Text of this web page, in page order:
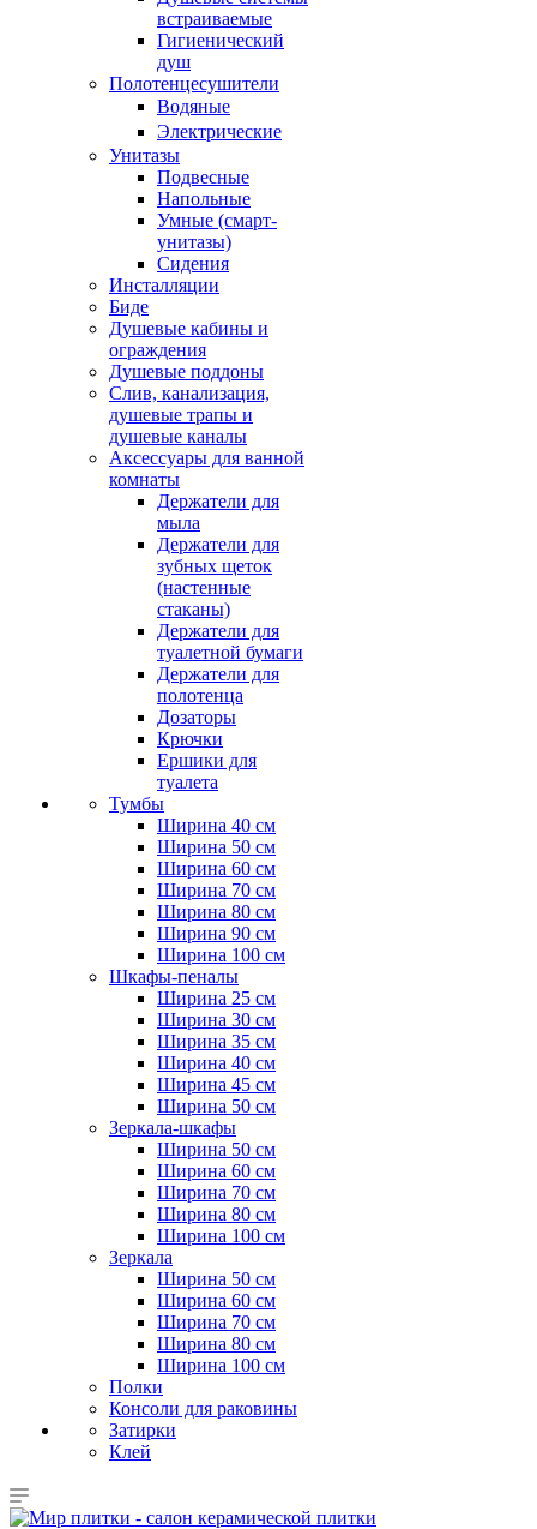
встраиваемые
Гигиенический
душ
Полотенцесушители
ㅤВодяные
ㅤЭлектрические
Унитазы
Подвесные
Напольные
Умные (смарт-
унитазы)
Сидения
Инсталляции
Биде
Душевые кабины и
ограждения
Душевые поддоны
Слив, канализация,
душевые трапы и
душевые каналы
Аксессуары для ванной
комнаты
Держатели для
мыла
Держатели для
зубных щеток
(настенные
стаканы)
Держатели для
туалетной бумаги
Держатели для
полотенца
Дозаторы
Крючки
Ершики для
туалета
Тумбы
Ширина 40 см
Ширина 50 см
Ширина 60 см
Ширина 70 см
Ширина 80 см
Ширина 90 см
Ширина 100 см
Шкафы-пеналы
Ширина 25 см
Ширина 30 см
Ширина 35 см
Ширина 40 см
Ширина 45 см
Ширина 50 см
Зеркала-шкафы
Ширина 50 см
Ширина 60 см
Ширина 70 см
Ширина 80 см
Ширина 100 см
Зеркала
Ширина 50 см
Ширина 60 см
Ширина 70 см
Ширина 80 см
Ширина 100 см
Полки
Консоли для раковины
Затирки
Клей